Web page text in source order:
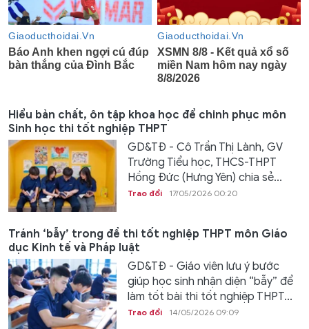
Hiểu bản chất, ôn tập khoa học để chinh phục môn
Sinh học thi tốt nghiệp THPT
GD&TĐ - Cô Trần Thị Lành, GV
Trường Tiểu học, THCS-THPT
Hồng Đức (Hưng Yên) chia sẻ...
Trao đổi 17/05/2026 00:20
Tránh ‘bẫy’ trong đề thi tốt nghiệp THPT môn Giáo
dục Kinh tế và Pháp luật
GD&TĐ - Giáo viên lưu ý bước
giúp học sinh nhận diện “bẫy” để
làm tốt bài thi tốt nghiệp THPT...
Trao đổi 14/05/2026 09:09